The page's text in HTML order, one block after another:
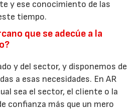
y ese conocimiento de las
tiempo.
que se adecúe a la
y del sector, y disponemos de
a esas necesidades. En AR
sea el sector, el cliente o la
confianza más que un mero